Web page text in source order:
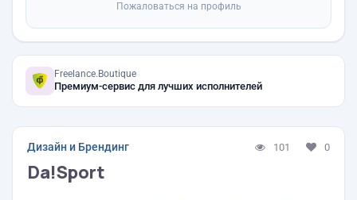
Пожаловаться на профиль
Freelance.Boutique
Премиум-сервис для лучших исполнителей
Дизайн и Брендинг 101 0
Da!Sport